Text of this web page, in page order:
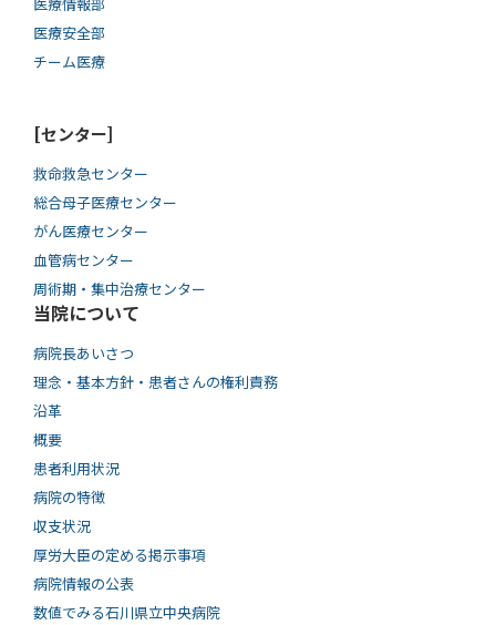
医療安全部
チーム医療
[センター]
救命救急センター
総合母子医療センター
がん医療センター
血管病センター
周術期・集中治療センター
当院について
病院長あいさつ
理念・基本方針・患者さんの権利責務
沿革
概要
患者利用状況
病院の特徴
収支状況
厚労大臣の定める掲示事項
病院情報の公表
数値でみる石川県立中央病院